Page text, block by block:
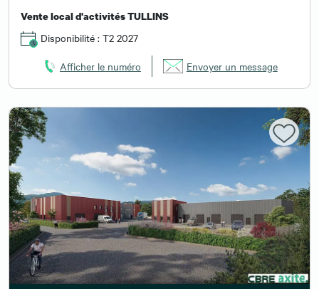
Vente local d'activités TULLINS
Disponibilité : T2 2027
Afficher le numéro Envoyer un message